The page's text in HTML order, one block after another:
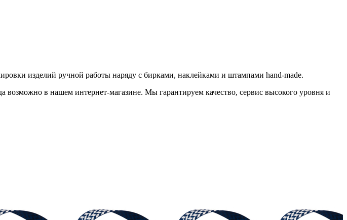
изделий ручной работы наряду с бирками, наклейками и штампами hand-made.
возможно в нашем интернет-магазине. Мы гарантируем качество, сервис высокого уровня и